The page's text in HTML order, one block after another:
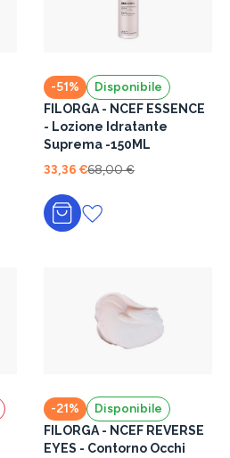
-51% Disponibile
FILORGA - NCEF ESSENCE
- Lozione Idratante
Suprema -150ML
33,36 €68,00 €
Aggiungi al carrello
-21% Disponibile
FILORGA - NCEF REVERSE
EYES - Contorno Occhi